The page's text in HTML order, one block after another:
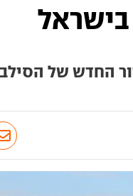
החדש של